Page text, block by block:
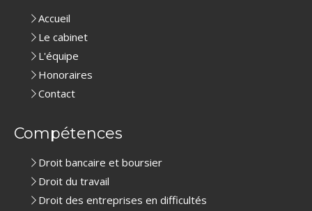
Accueil
Le cabinet
L'équipe
Honoraires
Contact
Compétences
Droit bancaire et boursier
Droit du travail
Droit des entreprises en difficultés